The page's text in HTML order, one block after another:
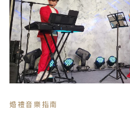
婚禮音樂指南